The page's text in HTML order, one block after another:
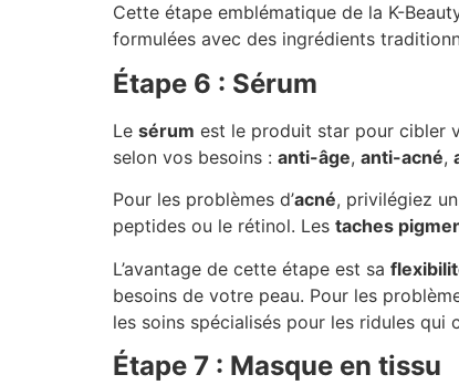
Cette étape emblématique de la K-
formulées avec des ingrédients
Étape 6 : Sérum
Le sérum est le produit star pour cibler
selon vos besoins : anti-âge, anti-acné,
Pour les problèmes d’acné, privilégiez
peptides ou le rétinol. Les taches
L’avantage de cette étape est sa
besoins de votre peau. Pour les
les soins spécialisés pour les ridules
Étape 7 : Masque en tissu